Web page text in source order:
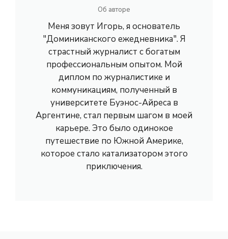
Об авторе
Меня зовут Игорь, я основатель
"Доминиканского ежедневника". Я
страстный журналист с богатым
профессиональным опытом. Мой
диплом по журналистике и
коммуникациям, полученный в
университете Буэнос-Айреса в
Аргентине, стал первым шагом в моей
карьере. Это было одинокое
путешествие по Южной Америке,
которое стало катализатором этого
приключения.